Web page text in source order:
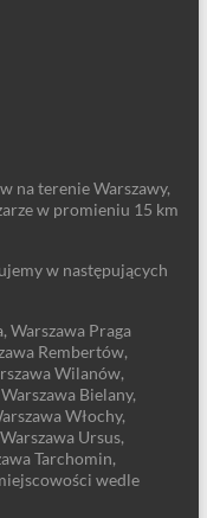
na terenie Warszawy,
w promieniu 15 km
w następujących
Warszawa Praga
Rembertów,
Wilanów,
Bielany,
Włochy,
Ursus,
Tarchomin,
wedle